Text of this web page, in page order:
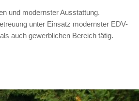
und modernster Ausstattung.
unter Einsatz modernster EDV-
auch gewerblichen Bereich tätig.